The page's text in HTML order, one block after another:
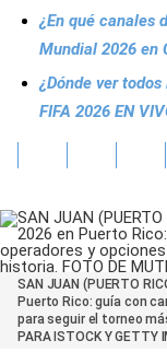
¿En qué canales
Mundial 2026 en
¿Dónde ver
FIFA 2026 EN
SAN JUAN (PUERTO
Puerto Rico: guía con
para seguir el torneo
PARA ISTOCK Y GETTY